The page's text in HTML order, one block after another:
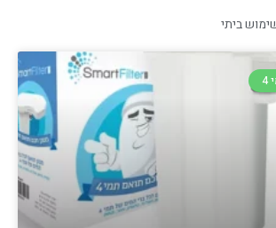
ביתי
4